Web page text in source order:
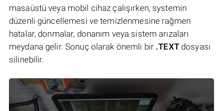
masaüstü veya mobil cihaz çalışırken, systemin
düzenli güncellemesi ve temizlenmesine rağmen
hatalar, donmalar, donanım veya sistem arızaları
meydana gelir. Sonuç olarak önemli bir .TEXTdosyası
silinebilir.